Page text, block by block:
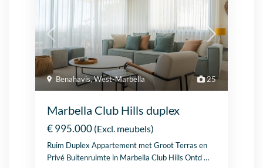
25
Benahavis,West-Marbella
Marbella Club Hills duplex
€ 995.000 (Excl. meubels)
Ruim Duplex Appartement met Groot Terras en
Privé Buitenruimte in Marbella Club Hills Ontd…